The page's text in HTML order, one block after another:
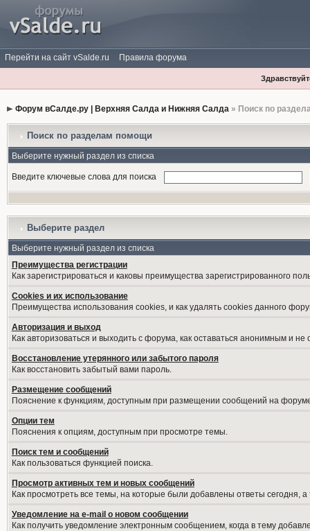
Перейти на сайт vSalde.ru Правила форума
Форум вСалде.ру | Верхняя Салда и Нижняя Салда» Поиск по
Поиск по разделам помощи
Выберите нужный раздел из списка
Введите ключевые слова для поиска
Выберите раздел
Выберите нужный раздел из списка
Преимущества регистрации
Как зарегистрироваться и каковы преимущества зарегистрированного
Cookies и их использование
Преимущества использования cookies, и как удалять cookies данного
Авторизация и выход
Как авторизоваться и выходить с форума, как оставаться анонимным и
Восстановление утерянного или забытого пароля
Как восстановить забытый вами пароль.
Размещение сообщений
Пояснение к функциям, доступным при размещении сообщений на
Опции тем
Пояснения к опциям, доступным при просмотре темы.
Поиск тем и сообщений
Как пользоваться функцией поиска.
Просмотр активных тем и новых сообщений
Как просмотреть все темы, на которые были добавлены ответы сегодня,
Уведомление на е-mail о новом сообщении
Как получить уведомление электронным сообщением, когда в тему